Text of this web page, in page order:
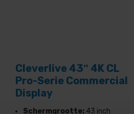
Cleverlive 43″ 4K CL
Pro-Serie Commercial
Display
Schermgrootte: 43 inch